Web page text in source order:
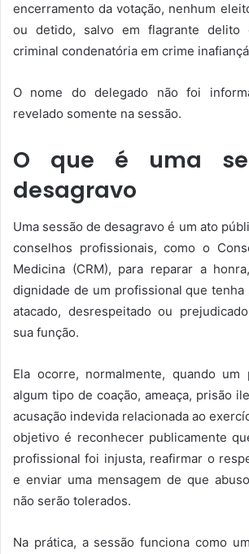
encerramento da votação, nenhum
ou detido, salvo em flagrante delito
criminal condenatória em crime
O nome do delegado não foi
revelado somente na sessão.
O que é uma
desagravo
Uma sessão de desagravo é um ato
conselhos profissionais, como o
Medicina (CRM), para reparar a
dignidade de um profissional que tenha
atacado, desrespeitado ou
sua função.
Ela ocorre, normalmente, quando um
algum tipo de coação, ameaça, prisão
acusação indevida relacionada ao
objetivo é reconhecer publicamente
profissional foi injusta, reafirmar o
e enviar uma mensagem de que
não serão tolerados.
Na prática, a sessão funciona como